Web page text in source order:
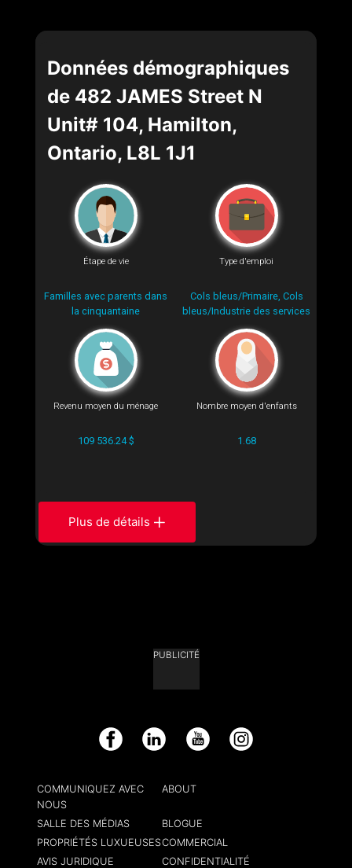
Données démographiques
de 482 JAMES Street N
Unit# 104, Hamilton,
Ontario, L8L 1J1
Étape de vie
Familles avec parents dans
la cinquantaine
Type d'emploi
Cols bleus/Primaire, Cols
bleus/Industrie des services
Revenu moyen du ménage
109 536.24 $
Nombre moyen d'enfants
1.68
Plus de détails
PUBLICITÉ
Facebook LinkedIn YouTube Instagram
COMMUNIQUEZ AVEC
NOUS
ABOUT
SALLE DES MÉDIAS
BLOGUE
PROPRIÉTÉS LUXUEUSESCOMMERCIAL
AVIS JURIDIQUE
CONFIDENTIALITÉ